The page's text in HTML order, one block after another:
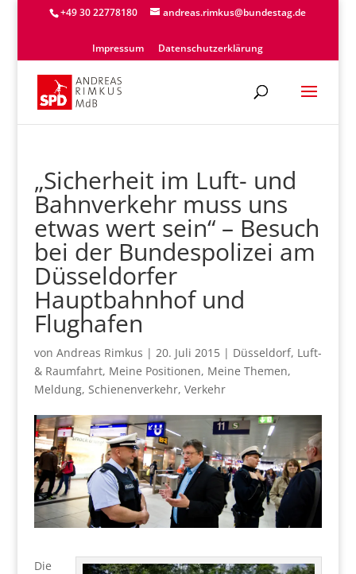
+49 30 22778180 andreas.rimkus@bundestag.de
Impressum Datenschutzerklärung
„Sicherheit im Luft- und
Bahnverkehr muss uns
etwas wert sein“ – Besuch
bei der Bundespolizei am
Düsseldorfer
Hauptbahnhof und
Flughafen
von Andreas Rimkus | 20. Juli 2015| Düsseldorf, Luft-
& Raumfahrt, Meine Positionen, Meine Themen,
Meldung, Schienenverkehr, Verkehr
Die